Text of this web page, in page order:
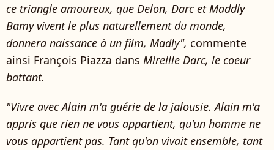
ce triangle amoureux, que Delon, Darc et Maddly
Bamy viventle plus naturellement du monde,
donnera naissance à un film, Madly", commente
ainsi François Piazza dans Mireille Darc, le coeur
battant.
"Vivre avec Alain m'a guérie de la jalousie. Alain m'a
appris que rien ne vous appartient, qu'un homme ne
vous appartient pas. Tant qu'on vivait ensemble, tant